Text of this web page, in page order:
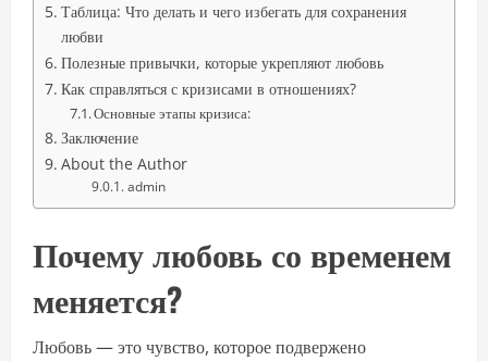
Таблица: Что делать и чего избегать для сохранения
любви
Полезные привычки, которые укрепляют любовь
Как справляться с кризисами в отношениях?
Основные этапы кризиса:
Заключение
About the Author
admin
Почему любовь со временем
меняется?
Любовь — это чувство, которое подвержено